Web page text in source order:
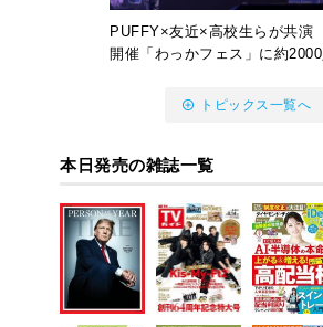
PUFFY×友近×高校生らが共
開催「わっかフェス」に約2000
トピックス一覧へ
本日発売の雑誌一覧